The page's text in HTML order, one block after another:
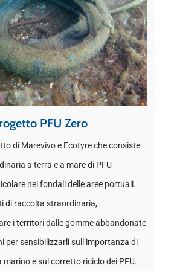
PFU Zero
di Marevivo e Ecotyre che consiste
a terra e a mare di PFU
nei fondali delle aree portuali.
di raccolta straordinaria,
i territori dalle gomme abbandonate
per sensibilizzarli sull’importanza di
marino e sul corretto riciclo dei PFU.